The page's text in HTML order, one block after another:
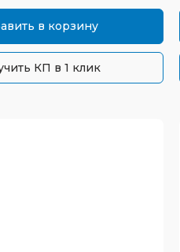
в корзину
КП в 1 клик